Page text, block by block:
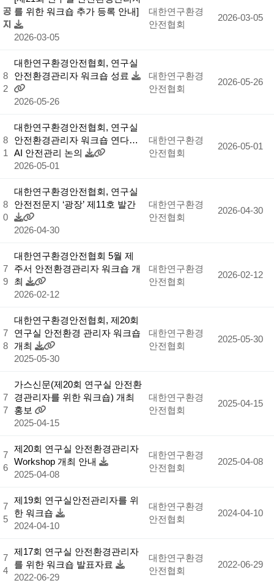
공
지
를 위한 워크숍 추가 등록 안내]
2026-03-05
대한연구환경
안전협회
2026-03-05
8
2
대한연구환경안전협회, 연구실
안전환경관리자 워크숍 성료
2026-05-26
대한연구환경
안전협회
2026-05-26
8
1
대한연구환경안전협회, 연구실
안전환경관리자 워크숍 연다…
AI 안전관리 논의
2026-05-01
대한연구환경
안전협회
2026-05-01
8
0
대한연구환경안전협회, 연구실
안전전문지 ‘광장’ 제11호 발간
2026-04-30
대한연구환경
안전협회
2026-04-30
7
9
대한연구환경안전협회 5월 제
주서 안전환경관리자 워크숍 개
최
2026-02-12
대한연구환경
안전협회
2026-02-12
7
8
대한연구환경안전협회, 제20회
연구실 안전환경 관리자 워크숍
개최
2025-05-30
대한연구환경
안전협회
2025-05-30
7
7
가스신문(제20회 연구실 안전환
경관리자를 위한 워크숍) 개최
홍보
2025-04-15
대한연구환경
안전협회
2025-04-15
7
6
제20회 연구실 안전환경관리자
Workshop 개최 안내
2025-04-08
대한연구환경
안전협회
2025-04-08
7
5
제19회 연구실안전관리자를 위
한 워크숍
2024-04-10
대한연구환경
안전협회
2024-04-10
7
4
제17회 연구실 안전환경관리자
를 위한 워크숍 발표자료
2022-06-29
대한연구환경
안전협회
2022-06-29